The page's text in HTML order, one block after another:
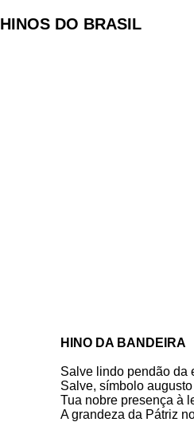
HINOS DO BRASIL
HINO DA BANDEIRA
Salve lindo pendão da
Salve, símbolo
Tua nobre presença à
A grandeza da Pátriz